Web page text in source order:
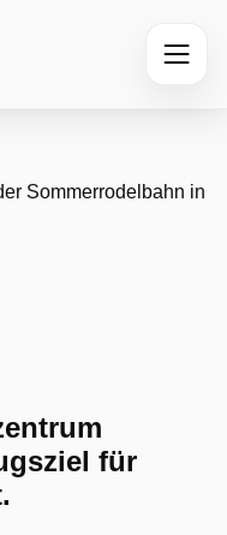
Sommerrodelbahn in
für